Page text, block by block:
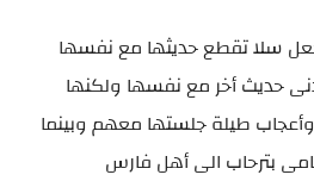
سلا تقطع حديثها مع نفسها
حديث أخر مع نفسها ولكنها
طيلة جلستها معهم وبينما
بترحاب الى أهل فارس